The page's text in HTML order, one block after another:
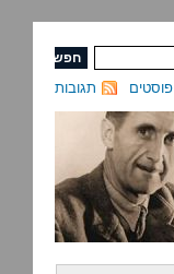
תגובות פוסטים